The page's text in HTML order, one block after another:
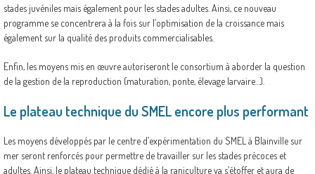
stades juvéniles mais également pour les stades adultes. Ainsi, ce nouveau
programme se concentrera à la fois sur l’optimisation de la croissance mais
également sur la qualité des produits commercialisables.
Enfin, les moyens mis en œuvre autoriseront le consortium à aborder la question
de la gestion de la reproduction (maturation, ponte, élevage larvaire…).
Le plateau technique du SMEL encore plus performant
Les moyens développés par le centre d’expérimentation du SMEL à Blainville sur
mer seront renforcés pour permettre de travailler sur les stades précoces et
adultes. Ainsi, le plateau technique dédié à la raniculture va s’étoffer et aura de